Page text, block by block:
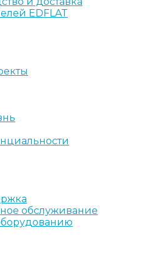
EDFLAT
обслуживание